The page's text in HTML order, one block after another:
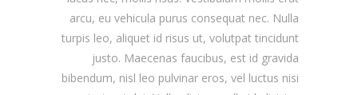
arcu, eu vehicula purus consequat nec. Nulla
turpis leo, aliquet id risus ut, volutpat tincidunt
justo. Maecenas faucibus, est id gravida
bibendum, nisl leo pulvinar eros, vel luctus nisi